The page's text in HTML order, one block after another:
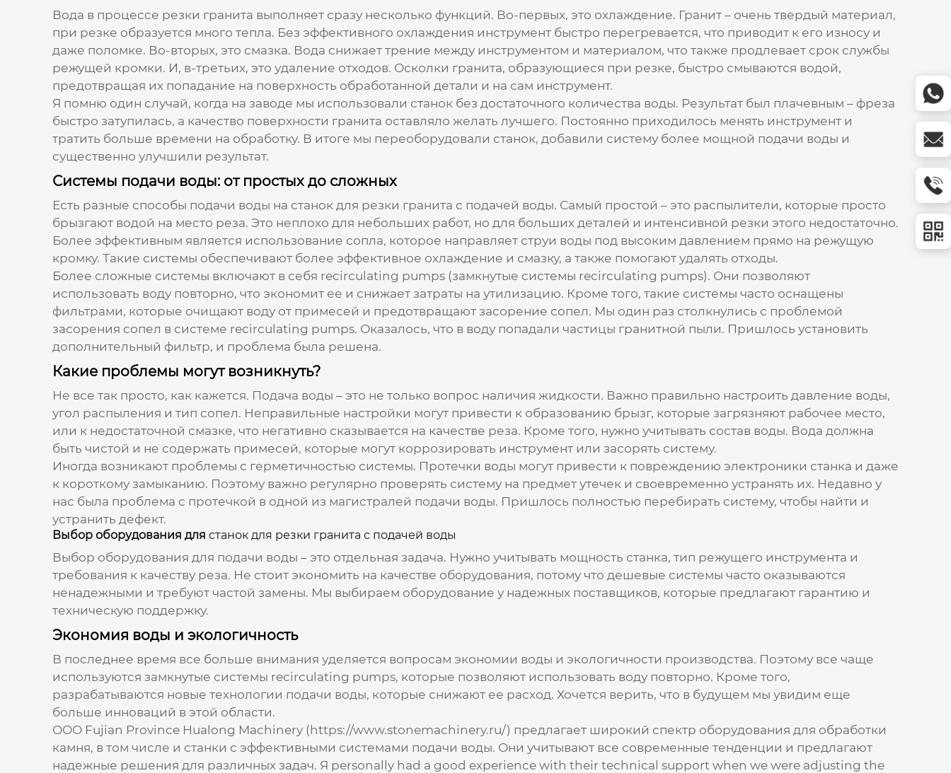
Вода в процессе резки гранита выполняет сразу несколько функций. Во-первых, это охлаждение. Гранит – очень твердый материал,
при резке образуется много тепла. Без эффективного охлаждения инструмент быстро перегревается, что приводит к его износу и
даже поломке. Во-вторых, это смазка. Вода снижает трение между инструментом и материалом, что также продлевает срок службы
режущей кромки. И, в-третьих, это удаление отходов. Осколки гранита, образующиеся при резке, быстро смываются водой,
предотвращая их попадание на поверхность обработанной детали и на сам инструмент.
Я помню один случай, когда на заводе мы использовали станок без достаточного количества воды. Результат был плачевным – фреза
быстро затупилась, а качество поверхности гранита оставляло желать лучшего. Постоянно приходилось менять инструмент и
тратить больше времени на обработку. В итоге мы переоборудовали станок, добавили систему более мощной подачи воды и
существенно улучшили результат.
Системы подачи воды: от простых до сложных
Есть разные способы подачи воды на станок для резки гранита с подачей воды. Самый простой – это распылители, которые просто
брызгают водой на место реза. Это неплохо для небольших работ, но для больших деталей и интенсивной резки этого недостаточно.
Более эффективным является использование сопла, которое направляет струи воды под высоким давлением прямо на режущую
кромку. Такие системы обеспечивают более эффективное охлаждение и смазку, а также помогают удалять отходы.
Более сложные системы включают в себя recirculating pumps (замкнутые системы recirculating pumps). Они позволяют
использовать воду повторно, что экономит ее и снижает затраты на утилизацию. Кроме того, такие системы часто оснащены
фильтрами, которые очищают воду от примесей и предотвращают засорение сопел. Мы один раз столкнулись с проблемой
засорения сопел в системе recirculating pumps. Оказалось, что в воду попадали частицы гранитной пыли. Пришлось установить
дополнительный фильтр, и проблема была решена.
Какие проблемы могут возникнуть?
Не все так просто, как кажется. Подача воды – это не только вопрос наличия жидкости. Важно правильно настроить давление воды,
угол распыления и тип сопел. Неправильные настройки могут привести к образованию брызг, которые загрязняют рабочее место,
или к недостаточной смазке, что негативно сказывается на качестве реза. Кроме того, нужно учитывать состав воды. Вода должна
быть чистой и не содержать примесей, которые могут коррозировать инструмент или засорять систему.
Иногда возникают проблемы с герметичностью системы. Протечки воды могут привести к повреждению электроники станка и даже
к короткому замыканию. Поэтому важно регулярно проверять систему на предмет утечек и своевременно устранять их. Недавно у
нас была проблема с протечкой в одной из магистралей подачи воды. Пришлось полностью перебирать систему, чтобы найти и
устранить дефект.
Выбор оборудования для станок для резки гранита с подачей воды
Выбор оборудования для подачи воды – это отдельная задача. Нужно учитывать мощность станка, тип режущего инструмента и
требования к качеству реза. Не стоит экономить на качестве оборудования, потому что дешевые системы часто оказываются
ненадежными и требуют частой замены. Мы выбираем оборудование у надежных поставщиков, которые предлагают гарантию и
техническую поддержку.
Экономия воды и экологичность
В последнее время все больше внимания уделяется вопросам экономии воды и экологичности производства. Поэтому все чаще
используются замкнутые системы recirculating pumps, которые позволяют использовать воду повторно. Кроме того,
разрабатываются новые технологии подачи воды, которые снижают ее расход. Хочется верить, что в будущем мы увидим еще
больше инноваций в этой области.
ООО Fujian Province Hualong Machinery (https://www.stonemachinery.ru/) предлагает широкий спектр оборудования для обработки
камня, в том числе и станки с эффективными системами подачи воды. Они учитывают все современные тенденции и предлагают
надежные решения для различных задач. Я personally had a good experience with their technical support when we were adjusting the